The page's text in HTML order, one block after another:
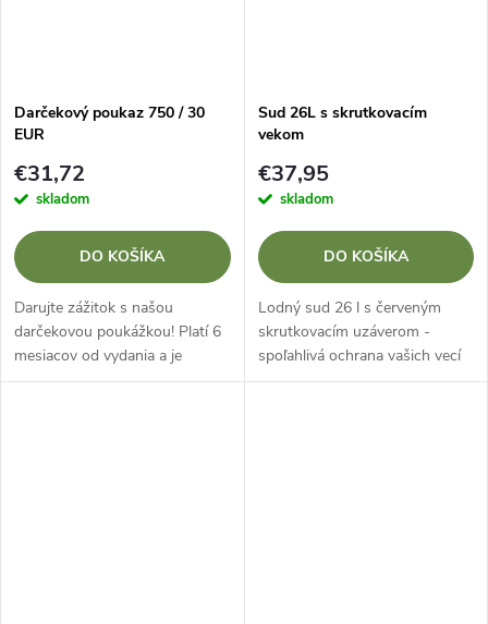
Darčekový poukaz 750 / 30
EUR
€31,72
skladom
DO KOŠÍKA
Darujte zážitok s našou
darčekovou poukážkou! Platí 6
mesiacov od vydania a je
ideálny na akúkoľvek príležitosť.
Sud 26L s skrutkovacím
vekom
€37,95
skladom
DO KOŠÍKA
Lodný sud 26 l s červeným
skrutkovacím uzáverom -
spoľahlivá ochrana vašich vecí
na vode Odolné člnkovanie